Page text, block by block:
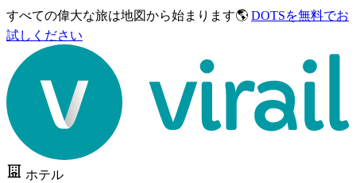
すべての偉大な旅は地図から始まります🌎 DOTSを無料でお
試しください
ホテル